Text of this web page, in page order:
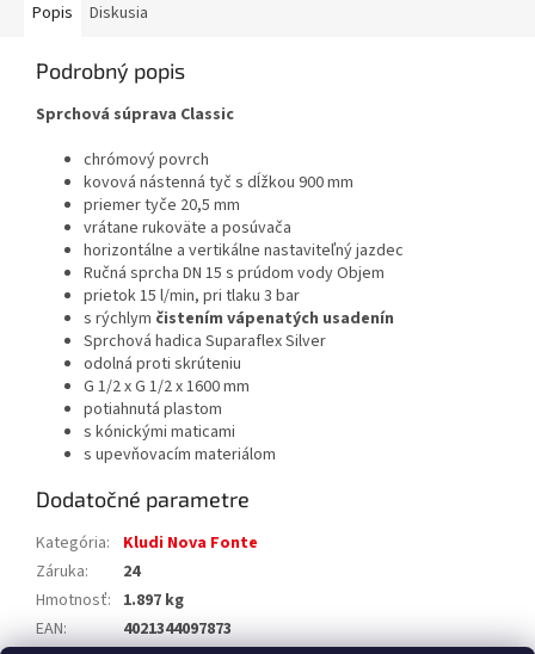
Popis Diskusia
Podrobný popis
Sprchová súprava Classic
chrómový povrch
kovová nástenná tyč s dĺžkou 900 mm
priemer tyče 20,5 mm
vrátane rukoväte a posúvača
horizontálne a vertikálne nastaviteľný jazdec
Ručná sprcha DN 15 s prúdom vody Objem
prietok 15 l/min, pri tlaku 3 bar
s rýchlym čistením vápenatých usadenín
Sprchová hadica Suparaflex Silver
odolná proti skrúteniu
G 1/2 x G 1/2 x 1600 mm
potiahnutá plastom
s kónickými maticami
s upevňovacím materiálom
Dodatočné parametre
Kategória:
Kludi Nova Fonte
Záruka:
24
Hmotnosť: 1.897 kg
EAN:
4021344097873